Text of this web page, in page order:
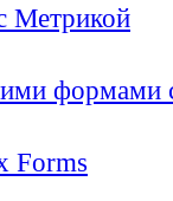
Метрикой
формами
Forms